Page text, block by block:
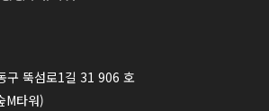
구 뚝섬로1길 31 906 호
M타워)